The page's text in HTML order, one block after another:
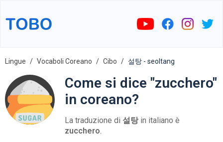
Lingue Vocaboli Coreano Cibo 설탕 - seoltang
Come si dice "zucchero"
in coreano?
La traduzione di 설탕in italiano è
zucchero.